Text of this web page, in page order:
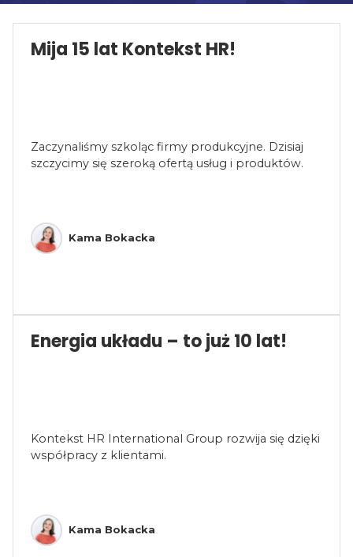
Mija 15 lat Kontekst HR!
Zaczynaliśmy szkoląc firmy produkcyjne. Dzisiaj
szczycimy się szeroką ofertą usług i produktów.
Kama Bokacka
Energia układu – to już 10 lat!
Kontekst HR International Group rozwija się dzięki
współpracy z klientami.
Kama Bokacka